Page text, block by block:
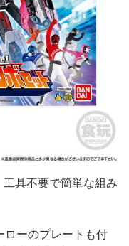
工具不要で簡単な組み
ローのプレートも付